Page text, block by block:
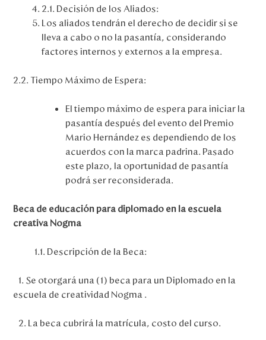
2.1. Decisión de los Aliados:
Los aliados tendrán el derecho de decidir si se
lleva a cabo o no la pasantía, considerando
factores internos y externos a la empresa.
2.2. Tiempo Máximo de Espera:
El tiempo máximo de espera para iniciar la
pasantía después del evento del Premio
Mario Hernández es dependiendo de los
acuerdos con la marca padrina. Pasado
este plazo, la oportunidad de pasantía
podrá ser reconsiderada.
Beca de educación para diplomado en la escuela
creativa Nogma
1.1. Descripción de la Beca:
1. Se otorgará una (1) beca para un Diplomado en la
escuela de creatividad Nogma .
2. La beca cubrirá la matrícula, costo del curso.